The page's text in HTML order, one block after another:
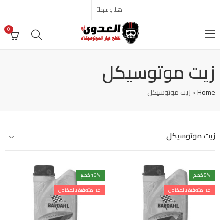
اهلاً و سهلاً
0
زيت موتوسيكل
Home
»زيت موتوسيكل
زيت موتوسيكل
5% خصم
غير متوفرة بالمخزون
16% خصم
غير متوفرة بالمخزون